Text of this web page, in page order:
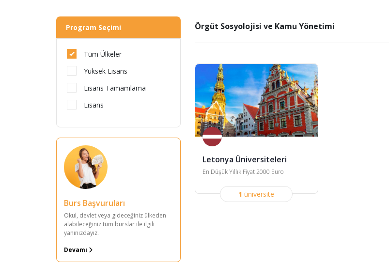
Program Seçimi
Tüm Ülkeler
Yüksek Lisans
Lisans Tamamlama
Lisans
Burs Başvuruları
Okul, devlet veya gideceğiniz ülkeden
alabileceğiniz tüm burslar ile ilgili
yanınızdayız.
Devamı
Örgüt Sosyolojisi ve Kamu Yönetimi
Letonya Üniversiteleri
En Düşük Yıllık Fiyat 2000 Euro
1 üniversite